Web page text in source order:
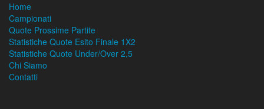
Home
Campionati
Quote Prossime Partite
Statistiche Quote Esito Finale 1X2
Statistiche Quote Under/Over 2,5
Chi Siamo
Contatti